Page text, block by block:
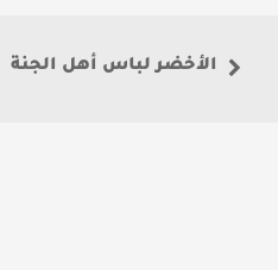
الأخضر لباس أهل الجنة